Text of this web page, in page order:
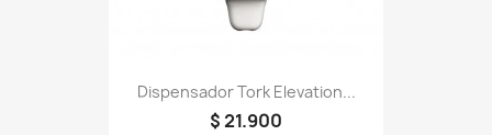
Dispensador Tork Elevation...
$ 21.900